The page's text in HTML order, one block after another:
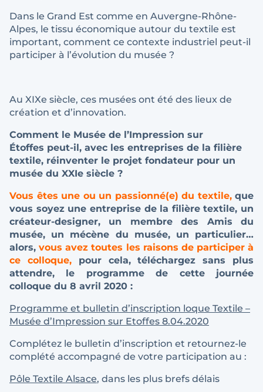
Dans le Grand Est comme en Auvergne-Rhône-
Alpes, le tissu économique autour du textile est
important, comment ce contexte industriel peut-il
participer à l’évolution du musée ?
Au XIXe siècle, ces musées ont été des lieux de
création et d’innovation.
Comment le Musée de l’Impression sur
Étoffes peut-il, avec les entreprises de la filière
textile, réinventer le projet fondateur pour un
musée du XXIe siècle ?
Vous êtes une ou un passionné(e) du textile,que
vous soyez une entreprise de la filière textile, un
créateur-designer, un membre des Amis du
musée, un mécène du musée, un particulier…
alors,vous avez toutes les raisons de participer à
ce colloque,pour cela, téléchargez sans plus
attendre, le programme de cette journée
colloque du 8 avril 2020 :
Programme et bulletin d’inscription loque Textile –
Musée d’Impression sur Etoffes 8.04.2020
Complétez le bulletin d’inscription et retournez-le
complété accompagné de votre participation au :
Pôle Textile Alsace, dans les plus brefs délais